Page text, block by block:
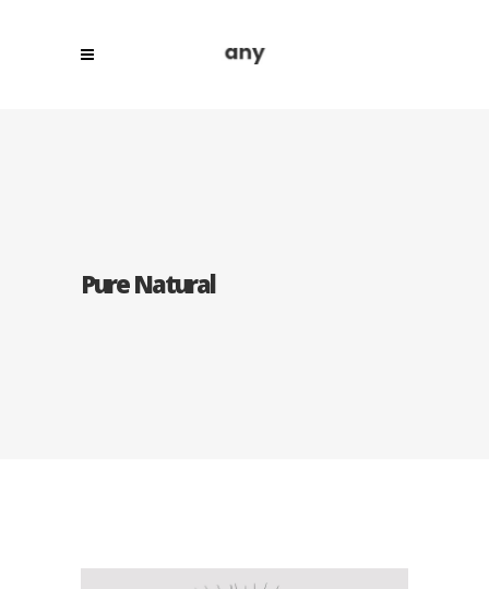
Pure Natural